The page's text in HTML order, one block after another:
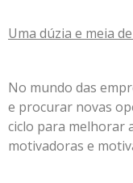
Uma dúzia e meia
No mundo das
e procurar novas
ciclo para melhorar
motivadoras e